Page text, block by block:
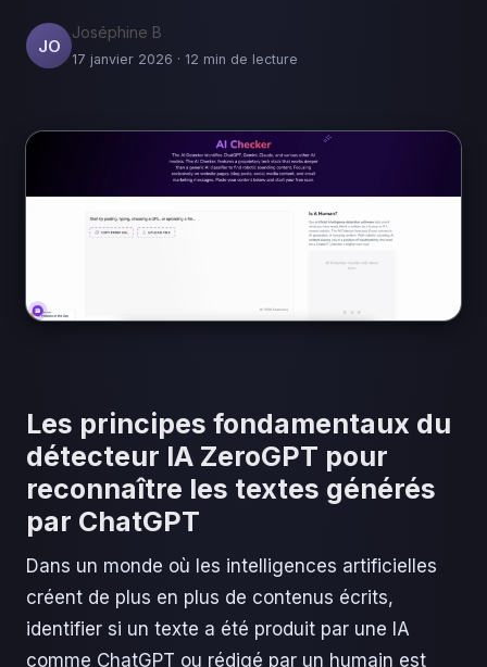
JO
Joséphine B
17 janvier 2026 · 12 min de lecture
Les principes fondamentaux du
détecteur IA ZeroGPT pour
reconnaître les textes générés
par ChatGPT
Dans un monde où les intelligences artificielles
créent de plus en plus de contenus écrits,
identifier si un texte a été produit par une IA
comme ChatGPT ou rédigé par un humain est